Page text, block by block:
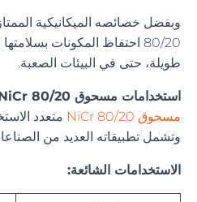
80/20 احتفاظ المكونات
طويلة، حتى في البيئات الصعبة.
استخدامات مسحوق NiCr 80/20
مسحوق NiCr 80/20
متعدد
وتشمل تطبيقاته العديد من
الاستخدامات الشائعة: